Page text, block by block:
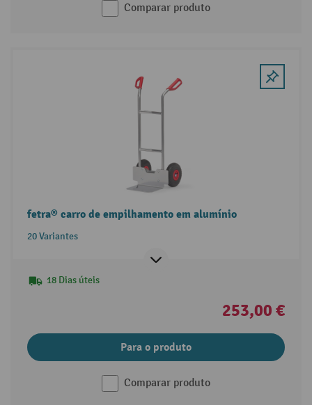
Comparar produto
fetra® carro de empilhamento em alumínio
20 Variantes
18 Dias úteis
253,00 €
Para o produto
Comparar produto